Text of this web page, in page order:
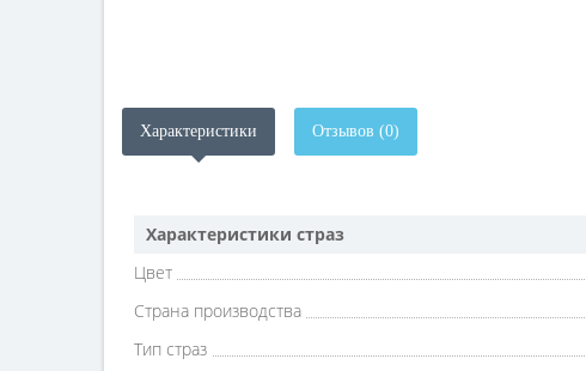
Характеристики Отзывов (0)
Характеристики страз
Цвет
Страна производства
Тип страз